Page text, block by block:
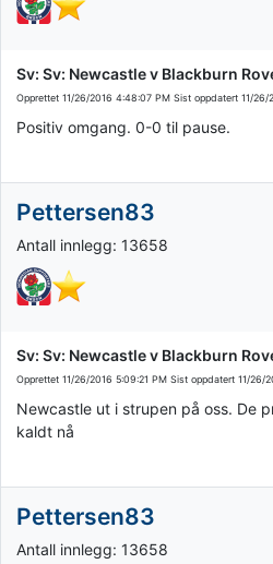
Sv: Sv: Newcastle v Blackburn
Opprettet 11/26/2016 4:48:07 PM Sist oppdatert 11/26/
Positiv omgang. 0-0 til pause.
Pettersen83
Antall innlegg: 13658
Sv: Sv: Newcastle v Blackburn
Opprettet 11/26/2016 5:09:21 PM Sist oppdatert 11/26/
Newcastle ut i strupen på oss. De
kaldt nå
Pettersen83
Antall innlegg: 13658